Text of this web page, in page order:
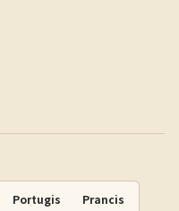
Portugis Prancis